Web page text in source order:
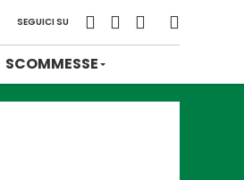
SEGUICI SU
SCOMMESSE